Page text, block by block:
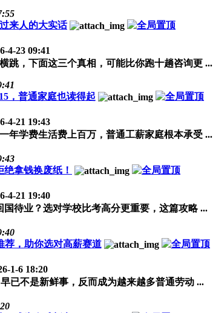
来人的大实话
4-23 09:41
跳，下面这三个真相，可能比你跑十趟咨询更 ...
，普通家庭也读得起
4-21 19:43
年学费生活费上百万，普通工薪家庭根本承受 ...
拿钱换废纸！
4-21 19:40
待业？选对学校比考高分更重要，这篇攻略 ...
荐，助你选对高薪赛道
1-6 18:20
已不是新鲜事，反而成为越来越多普通劳动 ...